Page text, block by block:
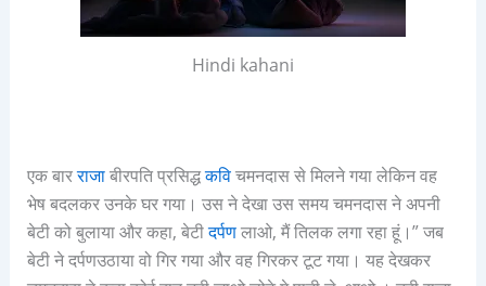
Hindi kahani
एकबारराजाबीरपतिप्रसिद्धकविचमनदाससेमिलनेगया लेकिन वह
भेषबदलकरउनकेघरगया। उस ने देखाउससमयचमनदासनेअपनी
बेटीकोबुलाया और कहा, बेटीदर्पणलाओ, मैंतिलकलगारहाहूं।”जब
बेटीनेदर्पणउठाया वो गिर गयाऔरवहगिरकरटूटगया। यहदेखकर